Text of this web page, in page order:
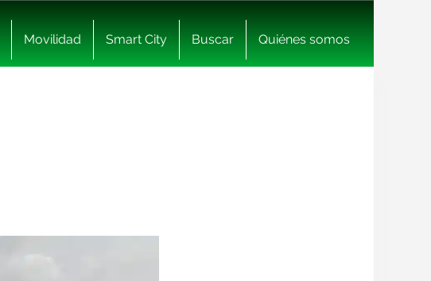
Movilidad Smart City Buscar Quiénes somos